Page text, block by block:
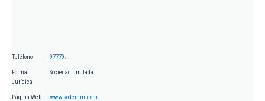
Teléfono 97779...
Forma
Jurídica
Sociedad limitada
Página Web www.sodemin.com